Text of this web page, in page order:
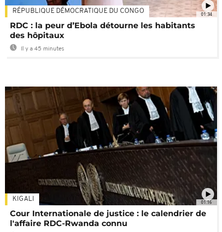
01:34
RÉPUBLIQUE DÉMOCRATIQUE DU CONGO
RDC : la peur d’Ebola détourne les habitants
des hôpitaux
Il y a 45 minutes
01:16
KIGALI
Cour Internationale de justice : le calendrier de
l'affaire RDC-Rwanda connu